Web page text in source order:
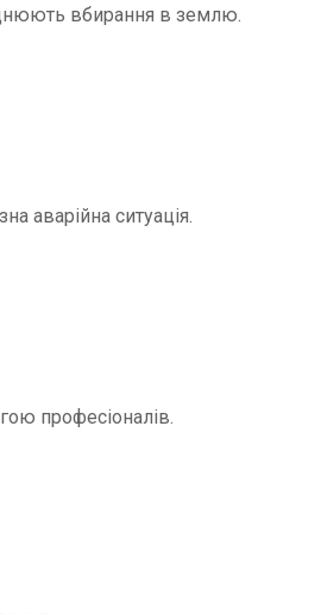
вбирання в землю.
аварійна ситуація.
професіоналів.